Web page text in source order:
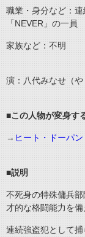
職業・身分など：
「NEVER」の一員
家族など：不明
演：八代みなせ（や
■この人物が変身す
→ ヒート・ドーパン
■説明
不死身の特殊傭兵
才的な格闘能力を備
連続強盗犯として